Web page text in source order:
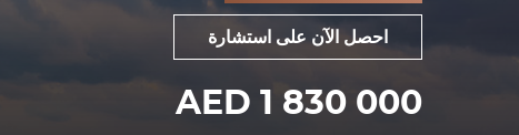
احصل الآن على استشارة
AED 1 830 000